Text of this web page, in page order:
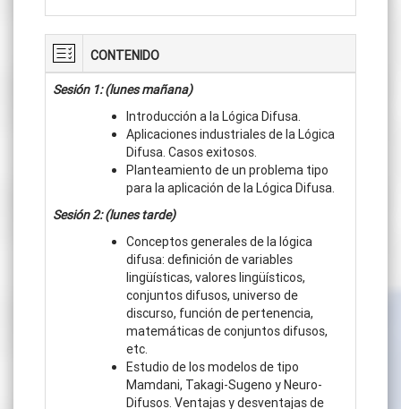
CONTENIDO
Sesión 1: (lunes mañana)
Introducción a la Lógica Difusa.
Aplicaciones industriales de la Lógica
Difusa. Casos exitosos.
Planteamiento de un problema tipo
para la aplicación de la Lógica Difusa.
Sesión 2: (lunes tarde)
Conceptos generales de la lógica
difusa: definición de variables
lingüísticas, valores lingüísticos,
conjuntos difusos, universo de
discurso, función de pertenencia,
matemáticas de conjuntos difusos,
etc.
Estudio de los modelos de tipo
Mamdani, Takagi-Sugeno y Neuro-
Difusos. Ventajas y desventajas de